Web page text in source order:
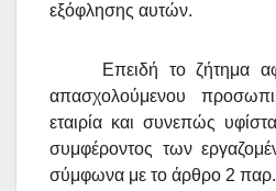
εξόφλησης αυτών.
Επειδή το ζήτημα
απασχολούμενου
εταιρία και συνεπώς
συμφέροντος των
σύμφωνα με το άρθρο 2 παρ.